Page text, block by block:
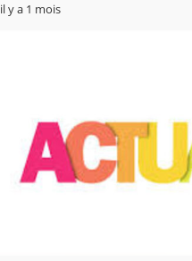
il y a 1 mois